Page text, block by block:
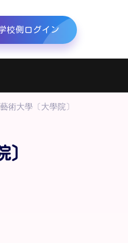
校側ログイン
術大學〔大學院〕